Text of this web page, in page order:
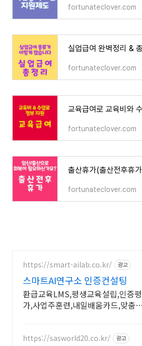
fortunateclover.com
실업급여 완벽정리 &
fortunateclover.com
fortunateclover.com
fortunateclover.com
https://smart-ailab.co.kr/ 광고
스마트AI연구소 인증컨설팅
환급교육LMS,평생교육설립,인증평
가,사업주훈련,내일배움카드,맞춤형
https://sasworld20.co.kr/ 광고